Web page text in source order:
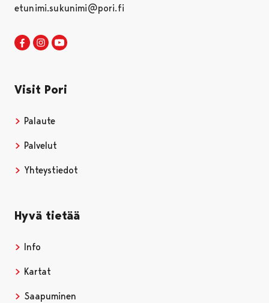
etunimi.sukunimi@pori.fi
Visit Pori Facebookissa
Avautuu uudessa välilehdessä
Visit Pori Instagrammissa
Avautuu uudessa välilehdessä
Visit Pori
Palaute
Palvelut
Yhteystiedot
Hyvä tietää
Info
Kartat
Saapuminen